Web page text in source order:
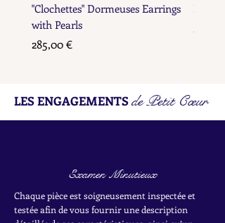
"Clochettes" Dormeuses Earrings
with Pearls
Prix
285,00 €
LES ENGAGEMENTSde Petit Cœur
Examen Minutieux
Chaque pièce est soigneusement inspectée et
testée afin de vous fournir une description